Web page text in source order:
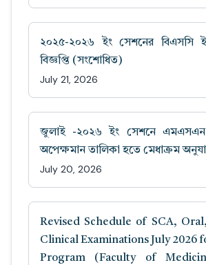
২০২৫-২০২৬ ইং সেশনের বিএসসি ইন
বিজ্ঞপ্তি (সংশোধিত)
July 21, 2026
জুলাই -২০২৬ ইং সেশনে এমএসএন
অপেক্ষমান তালিকা হতে মেধাক্রম
July 20, 2026
Revised Schedule of SCA,
Clinical Examinations July 2026
Program (Faculty of